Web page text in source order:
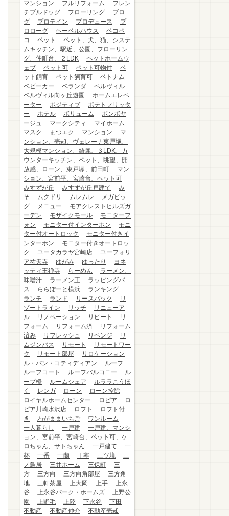
マンション フルリフォーム
フレン
チブルドッグ
フローリング
ブロ
グ
プロテイン プロデュース
プ
ロローグ
ヘーベルハウス
ペコペ
コ
ペット
ペット、犬、猫、システ
ムキッチン、駅近、公園、フローリン
グ、仲町台、２LDK
ペットホームウ
ェブ
ペット可 ペット可物件
ペ
ット飼育
ペット飼育可
ベトナム
ベビーカー
ベランダ
ベルヴィル
ベルヴィル向ヶ丘遊園
ホームエレベ
ーター
ポジティブ
ポテトフリッタ
ー
ホテル ボリューム
ボンボヤ
ージュ
マークシティ
マイホーム
マスク
まつエク マンション
マ
ンション、売却、ヴェレーナ東戸塚、
大規模マンション、綺麗、３LDK、カ
ウンターキッチン、ペット、眺望、開
放感、ローン、東戸塚、前田町
マン
ション、宮前平、宮崎台、ペット可
みすずが丘
みすずが丘戸建て
み
そ
ムクドリ ムレムレ
メガビッ
グ
メニュー
モアクレストヒルズガ
ーデン
モザイクモール
モニターフ
ォン
モニター付インターホン
モニ
ター付オートロック
モニター付きイ
ンターホン
モニター付きオートロッ
ク
ユータカラヤ宮崎店
ユーフォリ
ア祐天寺
ゆがみ ゆったり
ヨネ
ッティ王禅寺
らーめん
ラーメン、
味噌汁
ラーメン王
ラッピングバ
ス
ららぽーと横浜
ランキング
ランチ
ランド リースバック
リ
ゾートライン
リッチ
リニューア
ル
リノベーション リピート
リ
フォーム
リフォーム済
リフォーム
済み
リフレッシュ リベンジ
リ
ムジンバス
リモート
リモートワー
ク
リモート部屋
リロケーション
ル・パン・コティディアン
ルーフ
ルーフコート
ルーフバルコニー
ル
ープ橋
ルームシェア
ルララこうほ
く
レンガ ローン
ローン控除
ロイヤルホームセンター
ロピア
ロ
ピア川崎水沢店
ロフト
ロフト付
き
わがままいちご
ワンルーム
一人暮らし
一戸建
一戸建、マンシ
ョン、宮前平、宮崎台、ペット可、ケ
ロちゃん、サトちゃん
一戸建て
一
杯
一番 一蘭 丁寧 三ツ境
三
ノ鳥居
三井ホーム 三保町
三
方
三方向 三方向角部屋
三方角
地
三軒茶屋 上大岡 上手
上永
谷
上永谷パーク・ホームズ
上野公
園
上野毛 上陸 下永谷
下田
不動産
不動産仲介
不動産売却